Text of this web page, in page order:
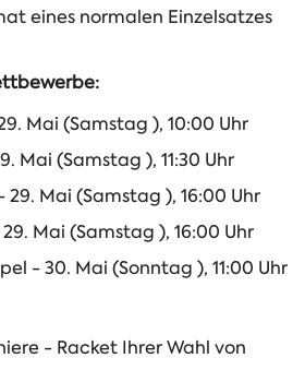
eines normalen Einzelsatzes
Mai (Samstag ), 10:00 Uhr
Mai (Samstag ), 11:30 Uhr
Mai (Samstag ), 16:00 Uhr
Mai (Samstag ), 16:00 Uhr
- 30. Mai (Sonntag ), 11:00 Uhr
- Racket Ihrer Wahl von